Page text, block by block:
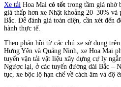
Xe tải Hoa Mai có tốt trong tầm giá nhờ
giá thấp hơn xe Nhật khoảng 20–30%
Bắc. Để đánh giá toàn diện, cần xét đến
hành thực tế.
Theo phản hồi từ các chủ xe sử dụng
Hưng Yên và Quảng Ninh, xe Hoa Mai
tuyến vận tải vật liệu xây dựng cự ly
Ngược lại, ở các tuyến đường dài Bắc –
tục, xe bộc lộ hạn chế về cách âm và độ